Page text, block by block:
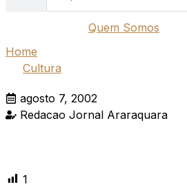
Quem Somos
Home
Cultura
agosto 7, 2002
Redacao Jornal Araraquara
1